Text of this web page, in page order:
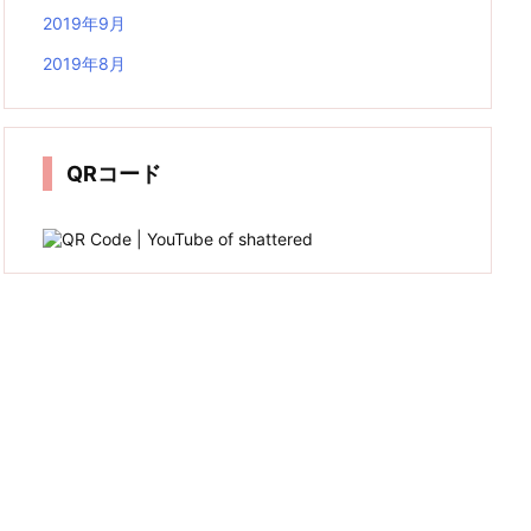
2019年9月
2019年8月
QRコード